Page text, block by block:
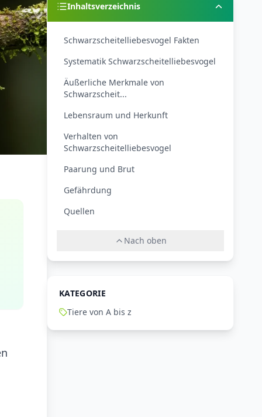
Inhaltsverzeichnis
Schwarzscheitelliebesvogel Fakten
Systematik Schwarzscheitelliebesvogel
Äußerliche Merkmale von
Schwarzscheit...
Lebensraum und Herkunft
Verhalten von
Schwarzscheitelliebesvogel
Paarung und Brut
Gefährdung
Quellen
Nach oben
KATEGORIE
Tiere von A bis z